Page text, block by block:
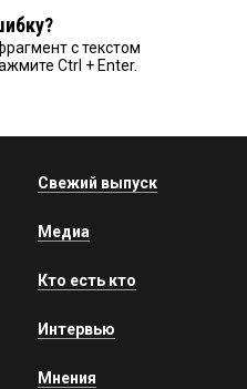
с текстом
Ctrl + Enter.
Свежий выпуск
Медиа
Кто есть кто
Интервью
Мнения